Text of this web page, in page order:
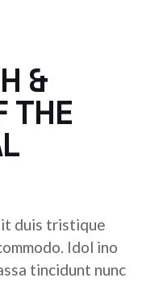
&
THE
duis tristique
Idol ino
tincidunt nunc